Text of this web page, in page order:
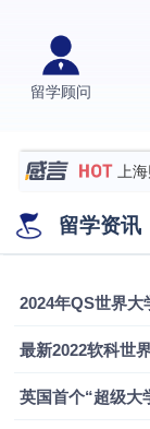
留学顾问
格
伯
上
硕士
数
专
留学资讯
2024年QS世界大
最新2022软科世
英国首个“超级大